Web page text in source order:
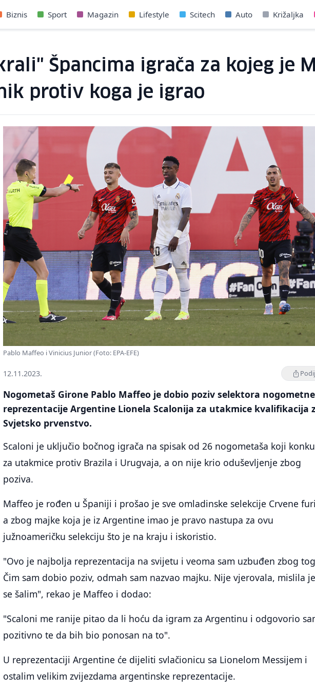
Biznis Sport Magazin Lifestyle Scitech Auto Križaljka
Špancima igrača za kojeg je
protiv koga je igrao
Pablo Maffeo i Vinicius Junior (Foto: EPA-EFE)
12.11.2023.
Nogometaš Girone Pablo Maffeo je dobio poziv selektora nogometne
reprezentacije Argentine Lionela Scalonija za utakmice kvalifikacija
Svjetsko prvenstvo.
Scaloni je uključio bočnog igrača na spisak od 26 nogometaša koji
za utakmice protiv Brazila i Urugvaja, a on nije krio oduševljenje zbog
poziva.
Maffeo je rođen u Španiji i prošao je sve omladinske selekcije Crvene
a zbog majke koja je iz Argentine imao je pravo nastupa za ovu
južnoameričku selekciju što je na kraju i iskoristio.
"Ovo je najbolja reprezentacija na svijetu i veoma sam uzbuđen zbog
Čim sam dobio poziv, odmah sam nazvao majku. Nije vjerovala, mislila
se šalim", rekao je Maffeo i dodao:
"Scaloni me ranije pitao da li hoću da igram za Argentinu i odgovorio
pozitivno te da bih bio ponosan na to".
U reprezentaciji Argentine će dijeliti svlačionicu sa Lionelom Messijem i
ostalim velikim zvijezdama argentinske reprezentacije.